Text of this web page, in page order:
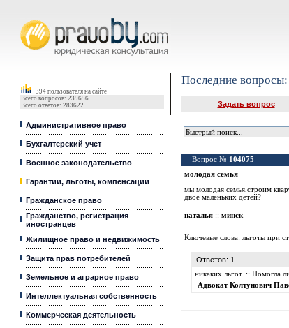
394 пользователя на сайте
Всего вопросов: 239656
Всего ответов: 283622
Административное право
Бухгалтерский учет
Военное законодательство
Гарантии, льготы, компенсации
Гражданское право
Гражданство, регистрация
иностранцев
Жилищное право и недвижимость
Защита прав потребителей
Земельное и аграрное право
Интеллектуальная собственность
Коммерческая деятельность
Последние вопросы:
Задать вопрос
Вопрос № 104075
молодая семья
мы молодая семья,строим
двое маленьких детей?
наталья :: минск
Ключевые слова: льготы при
Ответов: 1
никаких льгот. :: Помогла
Адвокат Колтунович